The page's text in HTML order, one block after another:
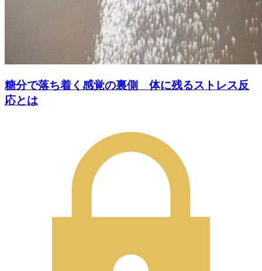
糖分で落ち着く感覚の裏側 体に残るストレス反
応とは